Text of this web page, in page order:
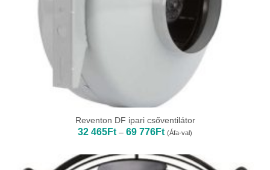
Reventon DF ipari csőventilátor
32 465Ft – 69 776FtÁrtartomány:
32
-
69
(Áfa-val)